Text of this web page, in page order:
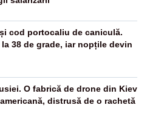
cod portocaliu de caniculă.
38 de grade, iar nopțile devin
O fabrică de drone din Kiev
distrusă de o rachetă